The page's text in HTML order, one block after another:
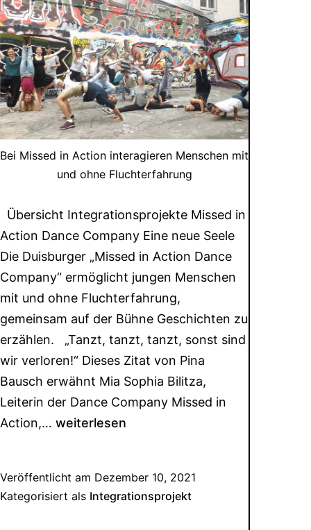
Bei Missed in Action interagieren Menschen mit
und ohne Fluchterfahrung
Übersicht Integrationsprojekte Missed in
Action Dance Company Eine neue Seele
Die Duisburger „Missed in Action Dance
Company“ ermöglicht jungen Menschen
mit und ohne Fluchterfahrung,
gemeinsam auf der Bühne Geschichten zu
erzählen. „Tanzt, tanzt, tanzt, sonst sind
wir verloren!“ Dieses Zitat von Pina
Bausch erwähnt Mia Sophia Bilitza,
Leiterin der Dance Company Missed in
Action,… weiterlesen
Veröffentlicht am Dezember 10, 2021
Kategorisiert als Integrationsprojekt